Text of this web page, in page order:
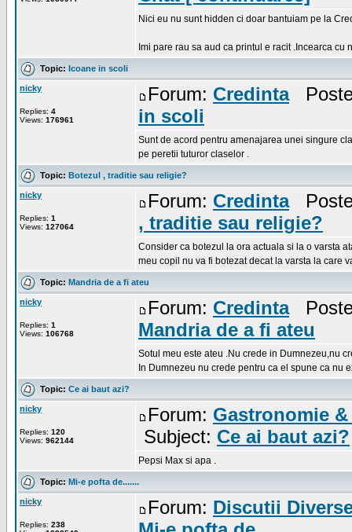
Nici eu nu sunt hidden ci doar bantuiam pe la
Imi pare rau sa aud ca printul e racit .Incearca cu
Topic: Icoane in scoli
nicky
Replies: 4
Views: 176961
Forum: Credinta
in scoli
Sunt de acord pentru amenajarea unei singure
pe peretii tuturor claselor .
Topic: Botezul , traditie sau religie?
nicky
Replies: 1
Views: 127064
Forum: Credinta
, traditie sau religie?
Consider ca botezul la ora actuala si la o varsta
meu copil nu va fi botezat decat la varsta la care
Topic: Mandria de a fi ateu
nicky
Replies: 1
Views: 106768
Forum: Credinta
Mandria de a fi ateu
Sotul meu este ateu .Nu crede in Dumnezeu,nu
In Dumnezeu nu crede pentru ca el spune ca nu
Topic: Ce ai baut azi?
nicky
Replies: 120
Views: 962144
Forum: Gastronomie
Subject: Ce ai baut azi?
Pepsi Max si apa .
Topic: Mi-e pofta de.......
nicky
Replies: 238
Forum: Discutii